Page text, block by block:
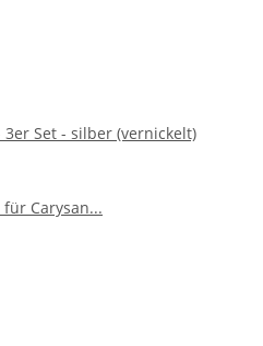
3er Set - silber (vernickelt)